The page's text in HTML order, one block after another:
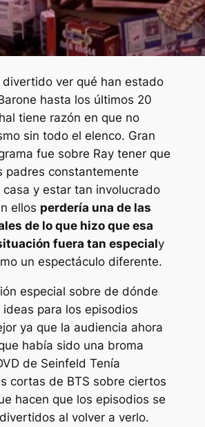
divertido ver qué han estado
hasta los últimos 20
tiene razón en que no
sin todo el elenco. Gran
fue sobre Ray tener que
padres constantemente
y estar tan involucrado
ellos perdería una de las
de lo que hizo que esa
fuera tan especialy
un espectáculo diferente.
especial sobre de dónde
ideas para los episodios
ya que la audiencia ahora
había sido una broma
de Seinfeld Tenía
cortas de BTS sobre ciertos
hacen que los episodios se
al volver a verlo.